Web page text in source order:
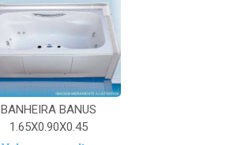
BANHEIRA BANUS
1.65X0.90X0.45